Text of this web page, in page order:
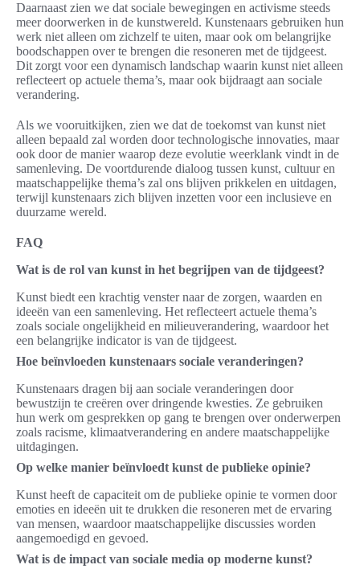
Daarnaast zien we dat sociale bewegingen en activisme steeds
meer doorwerken in de kunstwereld. Kunstenaars gebruiken hun
werk niet alleen om zichzelf te uiten, maar ook om belangrijke
boodschappen over te brengen die resoneren met de tijdgeest.
Dit zorgt voor een dynamisch landschap waarin kunst niet alleen
reflecteert op actuele thema’s, maar ook bijdraagt aan sociale
verandering.
Als we vooruitkijken, zien we dat de toekomst van kunst niet
alleen bepaald zal worden door technologische innovaties, maar
ook door de manier waarop deze evolutie weerklank vindt in de
samenleving. De voortdurende dialoog tussen kunst, cultuur en
maatschappelijke thema’s zal ons blijven prikkelen en uitdagen,
terwijl kunstenaars zich blijven inzetten voor een inclusieve en
duurzame wereld.
FAQ
Wat is de rol van kunst in het begrijpen van de tijdgeest?
Kunst biedt een krachtig venster naar de zorgen, waarden en
ideeën van een samenleving. Het reflecteert actuele thema’s
zoals sociale ongelijkheid en milieuverandering, waardoor het
een belangrijke indicator is van de tijdgeest.
Hoe beïnvloeden kunstenaars sociale veranderingen?
Kunstenaars dragen bij aan sociale veranderingen door
bewustzijn te creëren over dringende kwesties. Ze gebruiken
hun werk om gesprekken op gang te brengen over onderwerpen
zoals racisme, klimaatverandering en andere maatschappelijke
uitdagingen.
Op welke manier beïnvloedt kunst de publieke opinie?
Kunst heeft de capaciteit om de publieke opinie te vormen door
emoties en ideeën uit te drukken die resoneren met de ervaring
van mensen, waardoor maatschappelijke discussies worden
aangemoedigd en gevoed.
Wat is de impact van sociale media op moderne kunst?